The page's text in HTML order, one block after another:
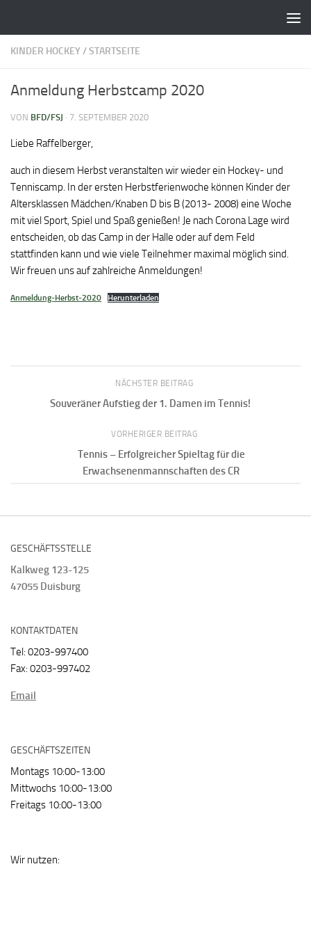
KINDER HOCKEY/STARTSEITE
Anmeldung Herbstcamp 2020
VON BFD/FSJ · 7. SEPTEMBER 2020
Liebe Raffelberger,
auch in diesem Herbst veranstalten wir wieder ein Hockey- und
Tenniscamp. In der ersten Herbstferienwoche können Kinder der
Altersklassen Mädchen/Knaben D bis B (2013- 2008) eine Woche
mit viel Sport, Spiel und Spaß genießen! Je nach Corona Lage wird
entscheiden, ob das Camp in der Halle oder auf dem Feld
stattfinden kann und wie viele Teilnehmer maximal möglich sind.
Wir freuen uns auf zahlreiche Anmeldungen!
Anmeldung-Herbst-2020 Herunterladen
NÄCHSTER BEITRAG
Souveräner Aufstieg der 1. Damen im Tennis!
VORHERIGER BEITRAG
Tennis – Erfolgreicher Spieltag für die
Erwachsenenmannschaften des CR
GESCHÄFTSSTELLE
Kalkweg 123-125
47055 Duisburg
KONTAKTDATEN
Tel: 0203-997400
Fax: 0203-997402
Email
GESCHÄFTSZEITEN
Montags 10:00-13:00
Mittwochs 10:00-13:00
Freitags 10:00-13:00
Wir nutzen: